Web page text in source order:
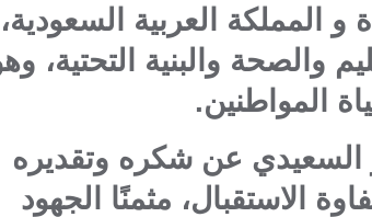
و المملكة العربية السعودية،
والصحة والبنية التحتية،
المواطنين.
السعيدي عن شكره وتقديره
الاستقبال، مثمنًا الجهود